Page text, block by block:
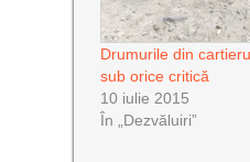
Drumurile din
sub orice critică
10 iulie 2015
În „Dezvăluiri”